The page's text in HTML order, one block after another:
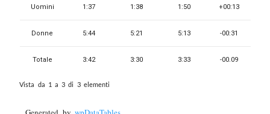
Uomini 1:37 1:38 1:50 +00:13
Donne 5:44 5:21 5:13 -00:31
Totale 3:42 3:30 3:33 -00.09
Vista da 1 a 3 di 3 elementi